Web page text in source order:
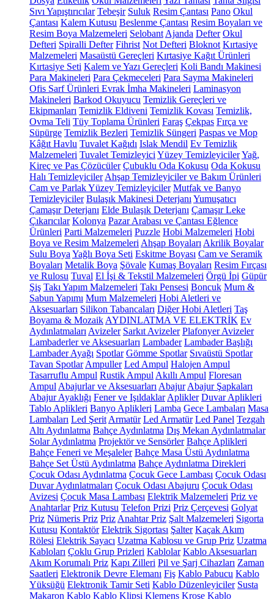
Sıvı Yapıştırıcılar Tebeşir Suluk Resim Çantası Pano Okul
Çantası Kalem Kutusu Beslenme Çantası Resim Boyaları ve
Resim Boya Malzemeleri Selobant Ajanda Defter Okul
Defteri Spiralli Defter Fihrist Not Defteri Bloknot Kırtasiye
Malzemeleri Masaüstü Gereçleri Kırtasiye Kağıt Ürünleri
Kırtasiye Seti Kalem ve Yazı Gereçleri Koli Bandı Makinesi
Para Makineleri Para Çekmeceleri Para Sayma Makineleri
Ofis Sarf Ürünleri Evrak İmha Makineleri Laminasyon
Makineleri Barkod Okuyucu Temizlik Gereçleri ve
Ekipmanları Temizlik Eldiveni Temizlik Kovası Temizlik,
Ovma Teli Tüy Toplama Ürünleri Faraş Çekpas Fırça ve
Süpürge Temizlik Bezleri Temizlik Süngeri Paspas ve Mop
Kâğıt Havlu Tuvalet Kağıdı Islak Mendil Ev Temizlik
Malzemeleri Tuvalet Temizleyici Yüzey TemizleyicilerYağ,
Kireç ve Pas Çözücüler Çubuklu Oda Kokusu Oda Kokusu
Halı Temizleyiciler Ahşap Temizleyiciler ve Bakım Ürünleri
Cam ve Parlak Yüzey Temizleyiciler Mutfak ve Banyo
Temizleyiciler Bulaşık Makinesi Deterjanı Yumuşatıcı
Çamaşır Deterjanı Elde Bulaşık Deterjanı Çamaşır Leke
Çıkarıcılar Kolonya Pazar Arabası ve Çantası Eğlence
Ürünleri Parti Malzemeleri Puzzle Hobi Malzemeleri Hobi
Boya ve Resim Malzemeleri Ahşap Boyaları Akrilik Boyalar
Sulu Boya Yağlı Boya Seti Eskitme Boyası Cam ve Seramik
Boyaları Metalik Boya Şövale Kumaş Boyaları Resim Fırçası
ve Rulosu Tuval El İşi & Tekstil Malzemeleri Örgü İpi Güpür
Şiş Takı Yapım Malzemeleri Takı Pensesi Boncuk Mum &
Sabun Yapımı Mum Malzemeleri Hobi Aletleri ve
Aksesuarları Silikon Tabancaları Diğer Hobi Aletleri Taş
Boyama & Mozaik AYDINLATMA VE ELEKTRİK Ev
Aydınlatmaları Avizeler Sarkıt Avizeler Plafonyer Avizeler
Lambaderler ve Aksesuarları Lambader Lambader Başlığı
Lambader Ayağı Spotlar Gömme Spotlar Sıvaüstü Spotlar
Tavan Spotlar Ampuller Led Ampul Halojen Ampul
Tasarruflu Ampul Rustik Ampul Akıllı Ampul Floresan
Ampul Abajurlar ve Aksesuarları Abajur Abajur Şapkaları
Abajur Ayaklığı Fener ve Işıldaklar Aplikler Duvar Aplikleri
Tablo Aplikleri Banyo Aplikleri Lamba Gece Lambaları Masa
Lambaları Led Şerit Armatür Led Armatür Led Panel Tezgah
Altı Aydınlatma Bahçe Aydınlatma Dış Mekan Aydınlatmalar
Solar Aydınlatma Projektör ve Sensörler Bahçe Aplikleri
Bahçe Feneri ve Meşaleler Bahçe Masa Üstü Aydınlatma
Bahçe Set Üstü Aydınlatma Bahçe Aydınlatma Direkleri
Çocuk Odası Aydınlatma Çocuk Gece Lambası Çocuk Odası
Duvar Aydınlatmaları Çocuk Odası Abajuru Çocuk Odası
Avizesi Çocuk Masa Lambası Elektrik Malzemeleri Priz ve
Anahtarlar Priz Kutusu Telefon Prizi Priz Çerçevesi Golyat
Priz Nümeris Priz Priz Anahtar Priz Şalt Malzemeleri Sigorta
Kutusu Kontaktör Elektrik Sigortası Şalter Kaçak Akım
Rölesi Elektrik Sayacı Uzatma Kablosu ve Grup Priz Uzatma
Kabloları Çoklu Grup Prizleri Kablolar Kablo Aksesuarları
Akım Korumalı Priz Kapı Zilleri Pil ve Şarj Cihazları Zaman
Saatleri Elektronik Devre Elemanı Fiş Kablo Pabucu Kablo
Yüksüğü Elektronik Tamir Seti Kablo Düzenleyiciler Susta
Makaron Kablo Kablo Klipsi Klemens Kroşe Kablo